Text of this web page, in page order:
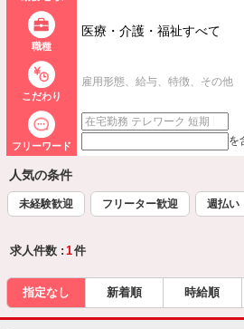
職種
医療・介護・福祉すべて
こだわり
雇用形態、給与、特徴、その他
フリーワード を
人気の条件
未経験歓迎 フリーター歓迎 週払い
求人件数 : 1件
指定なし 新着順 時給順